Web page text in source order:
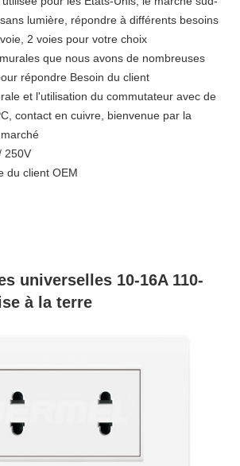
lumière, répondre à différents besoins
2 voies pour votre choix
que nous avons de nombreuses
répondre Besoin du client
et l'utilisation du commutateur avec de
contact en cuivre, bienvenue par la
250V
du client OEM
universelles 10-16A 110-
à la terre